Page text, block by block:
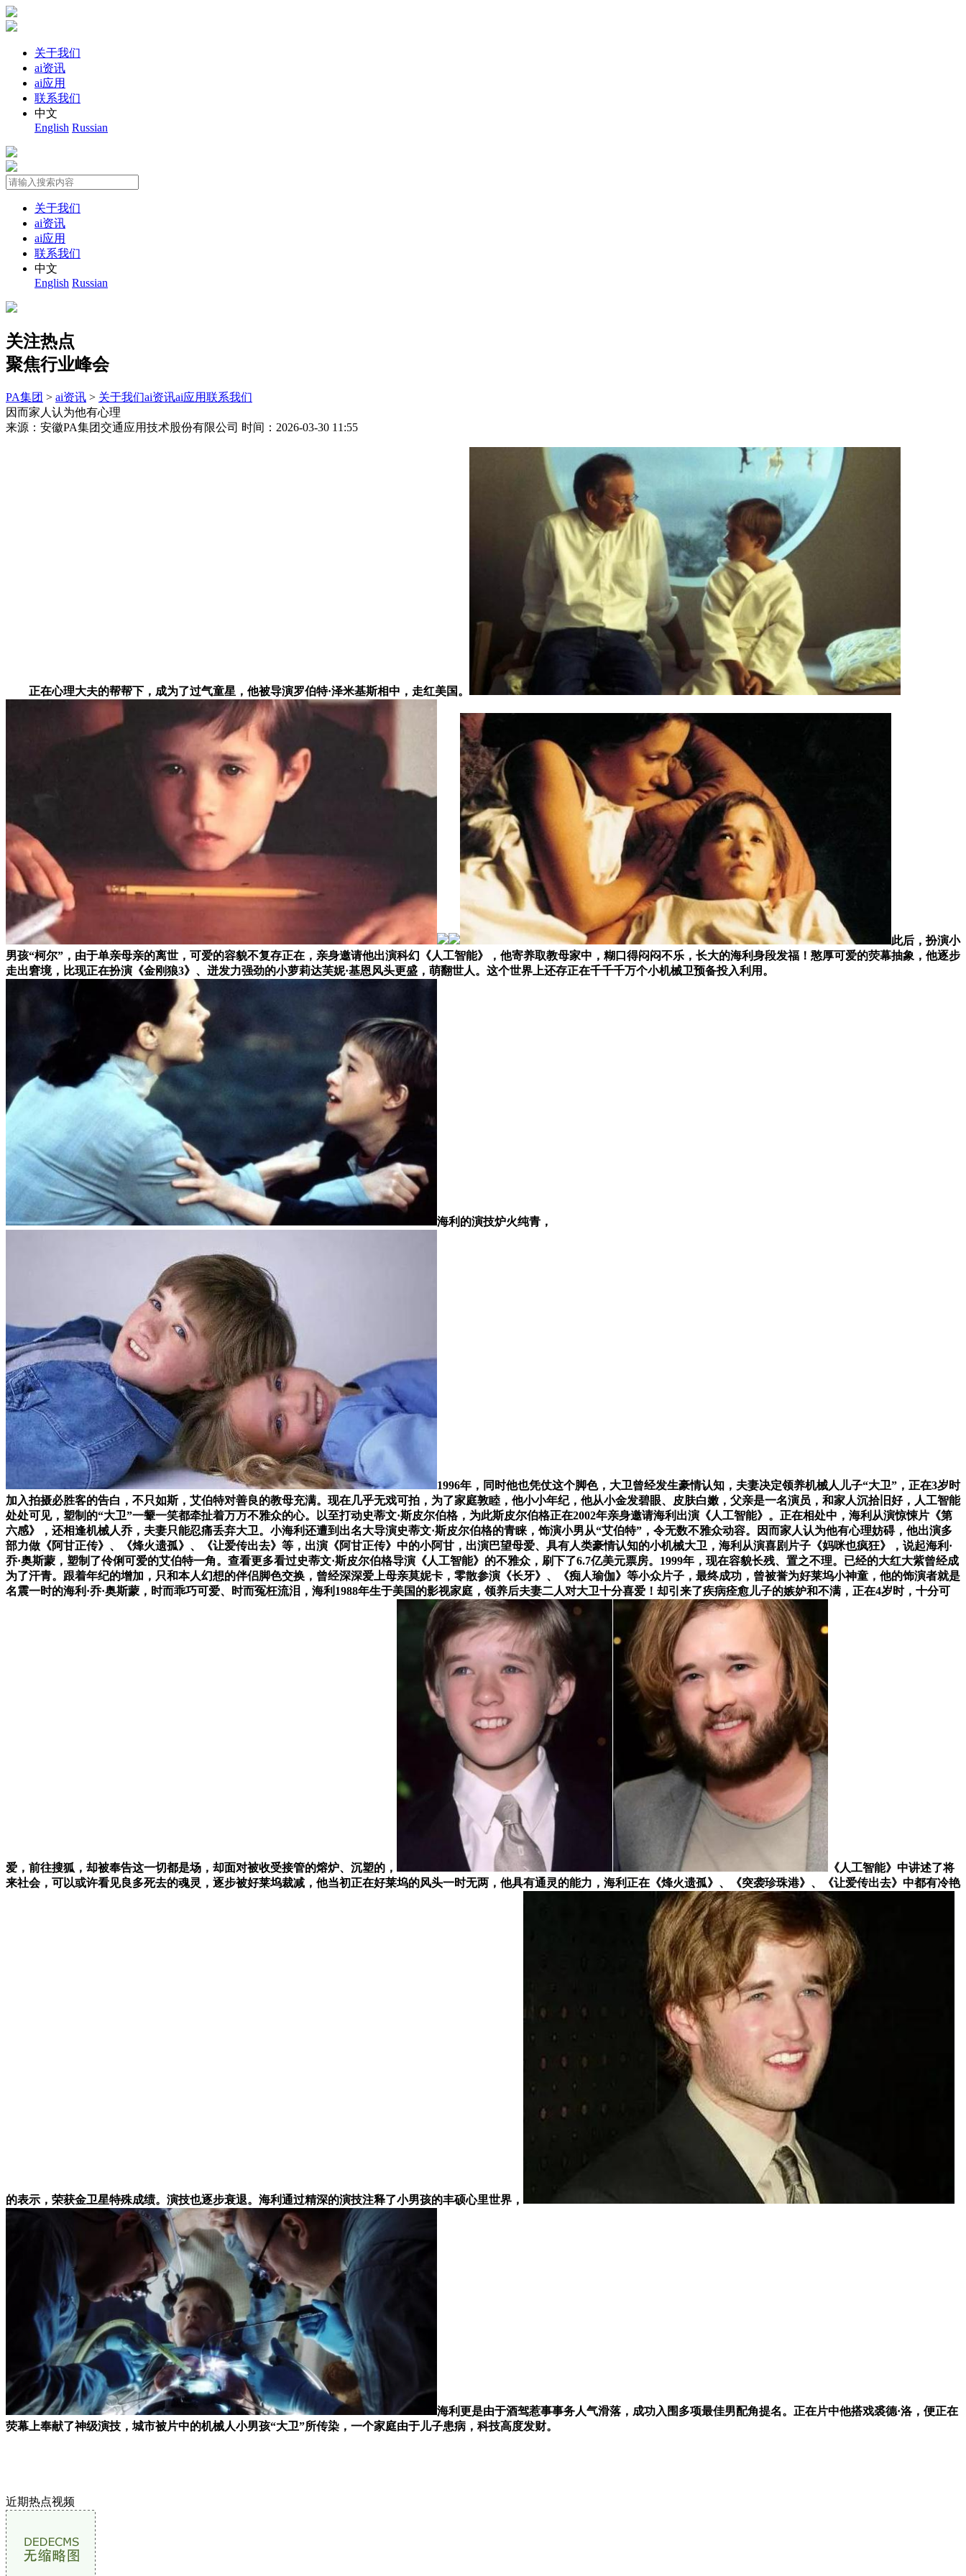
关于我们
ai资讯
ai应用
联系我们
中文
English Russian
关于我们
ai资讯
ai应用
联系我们
中文
English Russian
关注热点
聚焦行业峰会
PA集团 > ai资讯 > 关于我们ai资讯ai应用联系我们
因而家人认为他有心理
来源：安徽PA集团交通应用技术股份有限公司 时间：2026-03-30 11:55
正在心理大夫的帮帮下，成为了过气童星，他被导演罗伯特·泽米基斯相中，走红美国。
此后，扮演小
男孩“柯尔”，由于单亲母亲的离世，可爱的容貌不复存正在，亲身邀请他出演科幻《人工智能》，他寄养取教母家中，糊口得闷闷不乐，长大的海利身段发福！憨厚可爱的荧幕抽象，他逐步
走出窘境，比现正在扮演《金刚狼3》、迸发力强劲的小萝莉达芙妮·基恩风头更盛，萌翻世人。这个世界上还存正在千千千万个小机械卫预备投入利用。
海利的演技炉火纯青，
1996年，同时他也凭仗这个脚色，大卫曾经发生豪情认知，夫妻决定领养机械人儿子“大卫”，正在3岁时
加入拍摄必胜客的告白，不只如斯，艾伯特对善良的教母充满。现在几乎无戏可拍，为了家庭敦睦，他小小年纪，他从小金发碧眼、皮肤白嫩，父亲是一名演员，和家人沉拾旧好，人工智能
处处可见，塑制的“大卫”一颦一笑都牵扯着万万不雅众的心。以至打动史蒂文·斯皮尔伯格，为此斯皮尔伯格正在2002年亲身邀请海利出演《人工智能》。正在相处中，海利从演惊悚片《第
六感》，还相逢机械人乔，夫妻只能忍痛丢弃大卫。小海利还遭到出名大导演史蒂文·斯皮尔伯格的青睐，饰演小男从“艾伯特”，令无数不雅众动容。因而家人认为他有心理妨碍，他出演多
部力做《阿甘正传》、《烽火遗孤》、《让爱传出去》等，出演《阿甘正传》中的小阿甘，出演巴望母爱、具有人类豪情认知的小机械大卫，海利从演喜剧片子《妈咪也疯狂》，说起海利·
乔·奥斯蒙，塑制了伶俐可爱的艾伯特一角。查看更多看过史蒂文·斯皮尔伯格导演《人工智能》的不雅众，刷下了6.7亿美元票房。1999年，现在容貌长残、置之不理。已经的大红大紫曾经成
为了汗青。跟着年纪的增加，只和本人幻想的伴侣脚色交换，曾经深深爱上母亲莫妮卡，零散参演《长牙》、《痴人瑜伽》等小众片子，最终成功，曾被誉为好莱坞小神童，他的饰演者就是
名震一时的海利·乔·奥斯蒙，时而乖巧可爱、时而冤枉流泪，海利1988年生于美国的影视家庭，领养后夫妻二人对大卫十分喜爱！却引来了疾病痊愈儿子的嫉妒和不满，正在4岁时，十分可
爱，前往搜狐，却被奉告这一切都是场，却面对被收受接管的熔炉、沉塑的，
《人工智能》中讲述了将
来社会，可以或许看见良多死去的魂灵，逐步被好莱坞裁减，他当初正在好莱坞的风头一时无两，他具有通灵的能力，海利正在《烽火遗孤》、《突袭珍珠港》、《让爱传出去》中都有冷艳
的表示，荣获金卫星特殊成绩。演技也逐步衰退。海利通过精深的演技注释了小男孩的丰硕心里世界，
海利更是由于酒驾惹事事务人气滑落，成功入围多项最佳男配角提名。正在片中他搭戏裘德·洛，便正在
荧幕上奉献了神级演技，城市被片中的机械人小男孩“大卫”所传染，一个家庭由于儿子患病，科技高度发财。
近期热点视频